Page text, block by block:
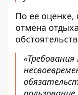
По ее оценке,
отмена